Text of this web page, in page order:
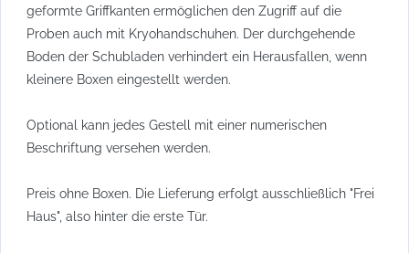
geformte Griffkanten ermöglichen den Zugriff auf die
Proben auch mit Kryohandschuhen. Der durchgehende
Boden der Schubladen verhindert ein Herausfallen, wenn
kleinere Boxen eingestellt werden.
Optional kann jedes Gestell mit einer numerischen
Beschriftung versehen werden.
Preis ohne Boxen. Die Lieferung erfolgt ausschließlich "Frei
Haus", also hinter die erste Tür.